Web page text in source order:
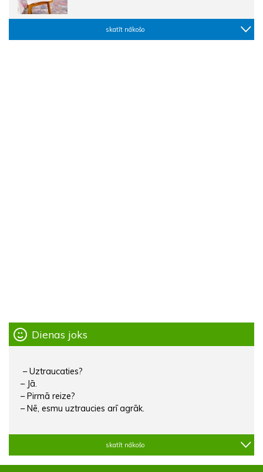
skatīt nākošo
Dienas joks
– Uztraucaties?
– Jā.
– Pirmā reize?
– Nē, esmu uztraucies arī agrāk.
skatīt nākošo